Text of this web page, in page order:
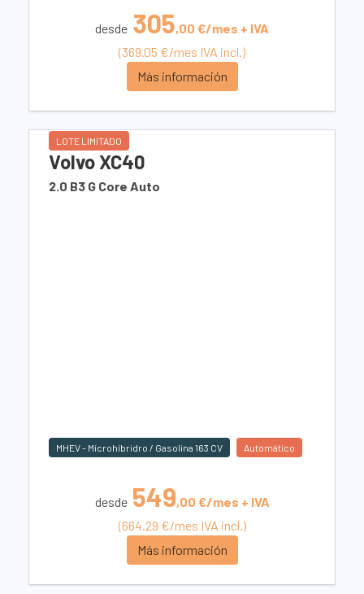
desde 305,00 €/mes + IVA
(369.05 €/mes IVA incl.)
Más información
LOTE LIMITADO
Volvo XC40
2.0 B3 G Core Auto
MHEV - Microhíbridro / Gasolina 163 CV Automático
desde 549,00 €/mes + IVA
(664.29 €/mes IVA incl.)
Más información